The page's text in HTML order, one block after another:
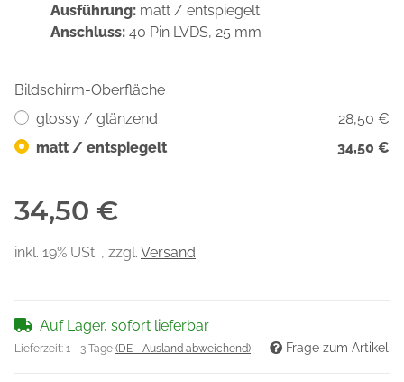
Ausführung: matt / entspiegelt
Anschluss: 40 Pin LVDS, 25 mm
Bildschirm-Oberfläche
glossy / glänzend
28,50 €
matt / entspiegelt
34,50 €
34,50 €
inkl. 19% USt. , zzgl. Versand
Auf Lager, sofort lieferbar
Lieferzeit: 1 - 3 Tage (DE - Ausland abweichend) Frage zum Artikel